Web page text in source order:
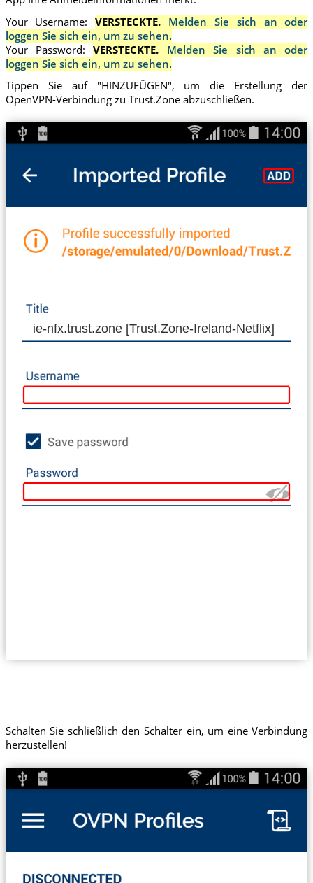
Your Username:VERSTECKTE. Melden Sie sich an oder
loggen Sie sich ein, um zu sehen.
Your Password:VERSTECKTE. Melden Sie sich an oder
loggen Sie sich ein, um zu sehen.
Tippen Sie auf "HINZUFÜGEN", um die Erstellung der
OpenVPN-Verbindung zu Trust.Zone abzuschließen.
ie-nfx.trust.zone [Trust.Zone-Ireland-Netflix]
Schalten Sie schließlich den Schalter ein, um eine Verbindung
herzustellen!